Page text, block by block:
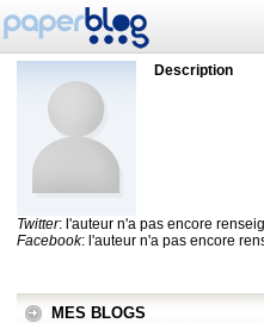
Description
Twitter: l'auteur n'a pas encore
Facebook: l'auteur n'a pas encore
MES BLOGS